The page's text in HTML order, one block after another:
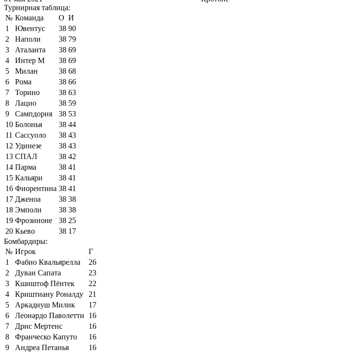
Турнирная таблица:
№ Команда О И
1
Ювентус 38 90
2
Наполи 38 79
3
Аталанта 38 69
4
Интер М 38 69
5
Милан 38 68
6
Рома 38 66
7
Торино 38 63
8
Лацио 38 59
9
Сампдория 38 53
10 Болонья 38 44
11 Сассуоло 38 43
12 Удинезе 38 43
13 СПАЛ 38 42
14 Парма 38 41
15 Кальяри 38 41
16 Фиорентина 38 41
17 Дженоа 38 38
18 Эмполи 38 38
19 Фрозиноне 38 25
20 Кьево 38 17
Бомбардиры:
№ Игрок
Г
1
Фабио Квальярелла
26
2
Дуван Сапата
23
3
Кшиштоф Пёнтек
22
4
Криштиану Роналду
21
5
Аркадиуш Милик
17
6
Леонардо Паволетти
16
7
Дрис Мертенс
16
8
Франческо Капуто
16
9
Андреа Петанья
16